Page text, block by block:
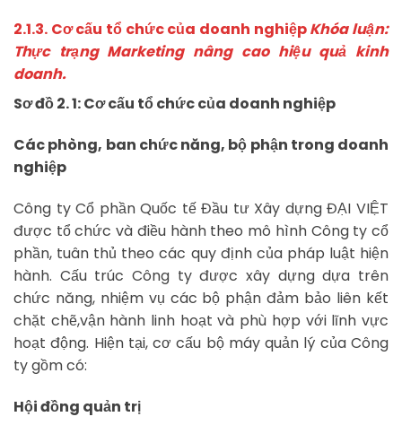
2.1.3. Cơ cấu tổ chức của doanh nghiệpKhóa luận:
Thực trạng Marketing nâng cao hiệu quả kinh
doanh.
Sơ đồ 2. 1: Cơ cấu tổ chức của doanh nghiệp
Các phòng, ban chức năng, bộ phận trong doanh
nghiệp
Công ty Cổ phần Quốc tế Đầu tư Xây dựng ĐẠI VIỆT
được tổ chức và điều hành theo mô hình Công ty cổ
phần, tuân thủ theo các quy định của pháp luật hiện
hành. Cấu trúc Công ty được xây dựng dựa trên
chức năng, nhiệm vụ các bộ phận đảm bảo liên kết
chặt chẽ,vận hành linh hoạt và phù hợp với lĩnh vực
hoạt động. Hiện tại, cơ cấu bộ máy quản lý của Công
ty gồm có:
Hội đồng quản trị